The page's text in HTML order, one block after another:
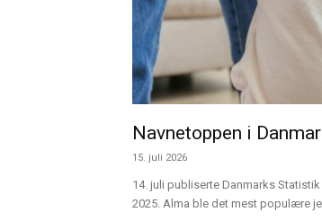
Navnetoppen i
15. juli 2026
14. juli publiserte Danmarks
2025. Alma ble det mest populære